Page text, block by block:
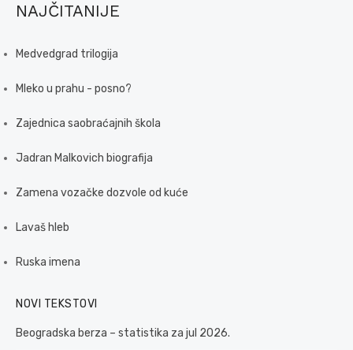
NAJČITANIJE
Medvedgrad trilogija
Mleko u prahu - posno?
Zajednica saobraćajnih škola
Jadran Malkovich biografija
Zamena vozačke dozvole od kuće
Lavaš hleb
Ruska imena
NOVI TEKSTOVI
Beogradska berza – statistika za jul 2026.